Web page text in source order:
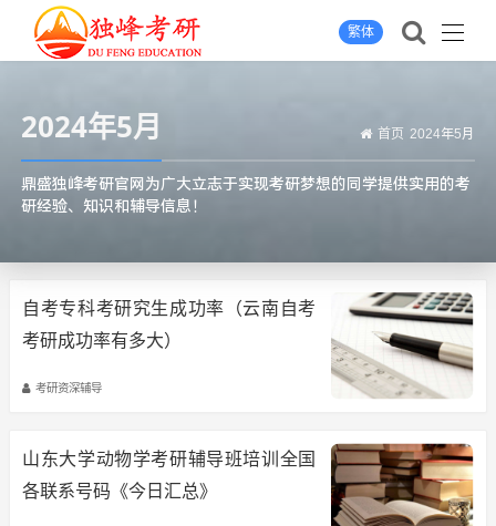
繁体
2024年5月 首页 2024年5月
鼎盛独峰考研官网为广大立志于实现考研梦想的同学提供实用的考
研经验、知识和辅导信息！
自考专科考研究生成功率（云南自考
考研成功率有多大）
考研资深辅导
山东大学动物学考研辅导班培训全国
各联系号码《今日汇总》